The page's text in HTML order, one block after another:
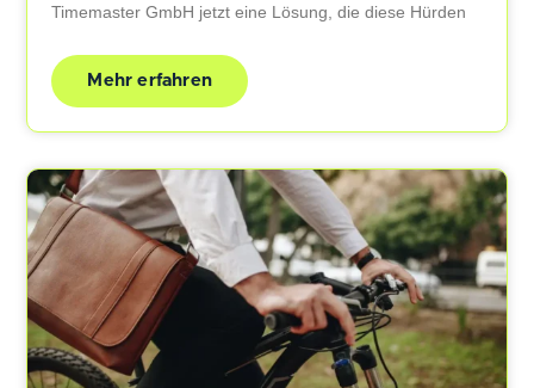
Timemaster GmbH jetzt eine Lösung, die diese Hürden
Mehr erfahren